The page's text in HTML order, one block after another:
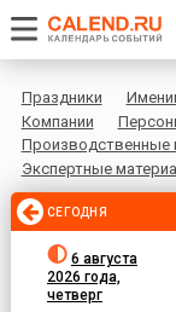
Праздники
Компании
Производственные
Экспертные
СЕГОДНЯ
6 августа
2026 года,
четверг